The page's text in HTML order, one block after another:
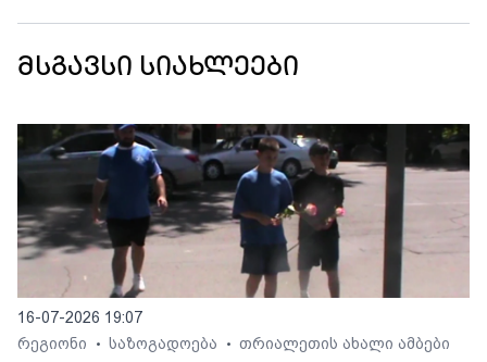
მსგავსი სიახლეები
16-07-2026 19:07
რეგიონი
• საზოგადოება • თრიალეთის ახალი ამბები